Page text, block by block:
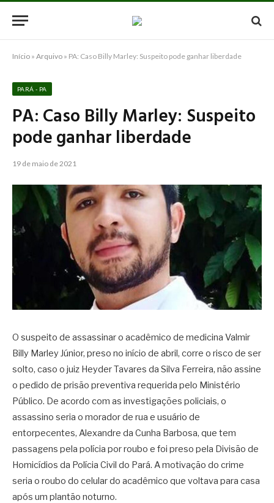
Início » Arquivo » PA: Caso Billy Marley: Suspeito pode ganhar liberdade
PARÁ - PA
PA: Caso Billy Marley: Suspeito
pode ganhar liberdade
19 de maio de 2021
O suspeito de assassinar o acadêmico de medicina Valmir
Billy Marley Júnior, preso no início de abril, corre o risco de ser
solto, caso o juiz Heyder Tavares da Silva Ferreira, não assine
o pedido de prisão preventiva requerida pelo Ministério
Público. De acordo com as investigações policiais, o
assassino seria o morador de rua e usuário de
entorpecentes, Alexandre da Cunha Barbosa, que tem
passagens pela polícia por roubo e foi preso pela Divisão de
Homicídios da Polícia Civil do Pará. A motivação do crime
seria o roubo do celular do acadêmico que voltava para casa
após um plantão noturno.